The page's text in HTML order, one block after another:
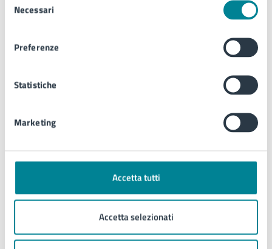
delNecessari
Preferenze
Statistiche
Marketing
Accetta tutti
Accetta selezionati
Telefono:
: Evento culturale
Ultimo aggiornamento:29/05/2026, 10:42